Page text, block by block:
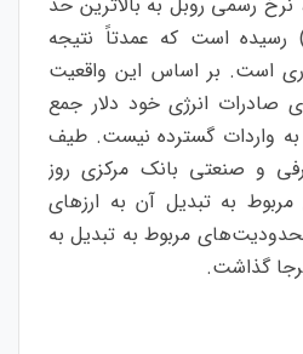
از سال 2018(1397) رسیده است که عمدتاً نتیجه
است. بر اساس این واقعیت
صادرات انرژی خود دلار جمع
به واردات گسترده نیست. طیف
و صنعتی بانک مرکزی روز
به تبدیل آن به ارزهای
مربوط به تبدیل به
گذاشت.